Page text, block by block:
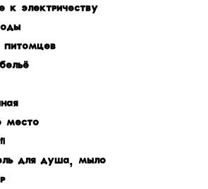
к электричеству
питомцев
место
для душа, мыло